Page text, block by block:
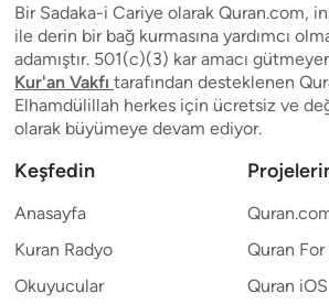
Bir Sadaka-i Cariye olarak Quran.com,
ile derin bir bağ kurmasına yardımcı
adamıştır. 501(c)(3) kar amacı
Kur'an Vakfı tarafından desteklenen
Elhamdülillah herkes için ücretsiz ve
olarak büyümeye devam ediyor.
Keşfedin
Anasayfa
Kuran Radyo
Okuyucular
Quran
Quran iOS